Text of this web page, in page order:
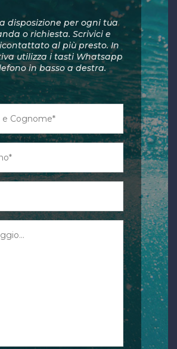
disposizione per ogni tua
o richiesta. Scrivici e
al più presto. In
utilizza i tasti Whatsapp
in basso a destra.